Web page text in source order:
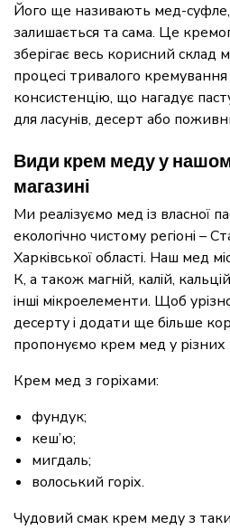
Його ще називають мед-
залишається та сама. Це
зберігає весь корисний склад
процесі тривалого
консистенцію, що нагадує
для ласунів, десерт або
Види крем меду у
магазині
Ми реалізуємо мед із власної
екологічно чистому регіоні –
Харківської області. Наш мед
К, а також магній, калій,
інші мікроелементи. Щоб
десерту і додати ще більше
пропонуємо крем мед у різних
Крем мед з горіхами:
фундук;
кеш’ю;
мигдаль;
волоський горіх.
Чудовий смак крем меду з